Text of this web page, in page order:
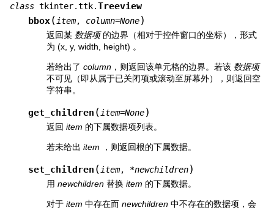
class tkinter.ttk.Treeview
bbox(item, column=None)
返回某 数据项的边界（相对于控件窗口的坐标），形式
为 (x, y, width, height) 。
若给出了 column ，则返回该单元格的边界。若该 数据项
不可见（即从属于已关闭项或滚动至屏幕外），则返回空
字符串。
get_children (item=None)
返回 item 的下属数据项列表。
若未给出 item ，则返回根的下属数据。
set_children (item, *newchildren)
用 newchildren 替换 item 的下属数据。
对于 item 中存在而 newchildren 中不存在的数据项，会